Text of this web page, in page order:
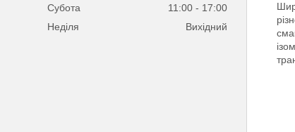
Субота
11:00
17:00
Неділя
Вихідний